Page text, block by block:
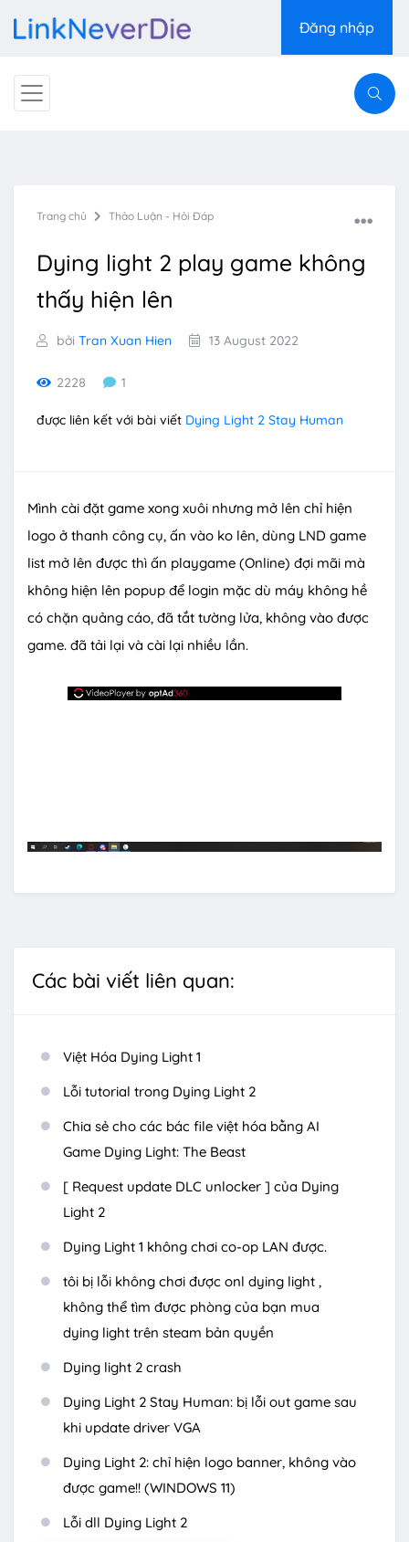
Đăng nhập
Trang chủ Thảo Luận - Hỏi Đáp
Dying light 2 play game không
thấy hiện lên
bởi Tran Xuan Hien 13 August 2022
2228 1
được liên kết với bài viết Dying Light 2 Stay Human
Mình cài đặt game xong xuôi nhưng mở lên chỉ hiện
logo ở thanh công cụ, ấn vào ko lên, dùng LND game
list mở lên được thì ấn playgame (Online) đợi mãi mà
không hiện lên popup để login mặc dù máy không hề
có chặn quảng cáo, đã tắt tường lửa, không vào được
game. đã tải lại và cài lại nhiều lần.
Các bài viết liên quan:
Việt Hóa Dying Light 1
Lỗi tutorial trong Dying Light 2
Chia sẻ cho các bác file việt hóa bằng AI
Game Dying Light: The Beast
[ Request update DLC unlocker ] của Dying
Light 2
Dying Light 1 không chơi co-op LAN được.
tôi bị lỗi không chơi được onl dying light ,
không thể tìm được phòng của bạn mua
dying light trên steam bản quyền
Dying light 2 crash
Dying Light 2 Stay Human: bị lỗi out game sau
khi update driver VGA
Dying Light 2: chỉ hiện logo banner, không vào
được game!! (WINDOWS 11)
Lỗi dll Dying Light 2